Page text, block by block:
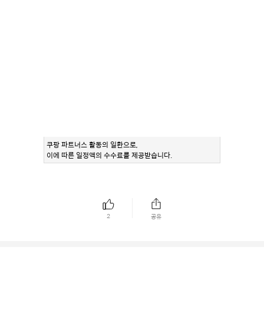
쿠팡 파트너스 활동의 일환으로,
이에 따른 일정액의 수수료를 제공받습니다.
2 공유